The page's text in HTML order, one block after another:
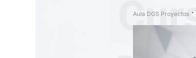
Aula DGS Proyectos